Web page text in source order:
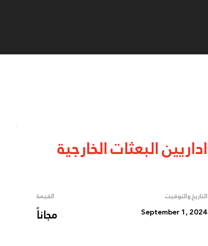
اداريين البعثات الخارجية
القيمة
مجاناً
التاريخ والتوقيت
September 1, 2024